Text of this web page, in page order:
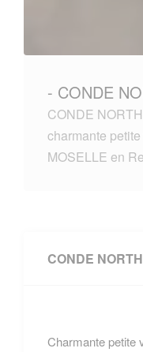
- CONDE
CONDE
charmante
MOSELLE en
CONDE
Charmante petite